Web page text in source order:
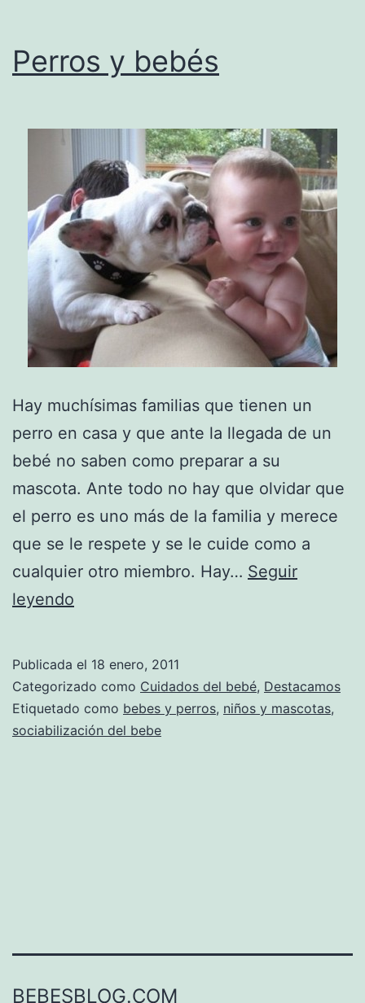
Perros y bebés
Hay muchísimas familias que tienen un
perro en casa y que ante la llegada de un
bebé no saben como preparar a su
mascota. Ante todo no hay que olvidar que
el perro es uno más de la familia y merece
que se le respete y se le cuide como a
cualquier otro miembro. Hay… Seguir
leyendo
Publicada el 18 enero, 2011
Categorizado como Cuidados del bebé, Destacamos
Etiquetado como bebes y perros, niños y mascotas,
sociabilización del bebe
BEBESBLOG.COM